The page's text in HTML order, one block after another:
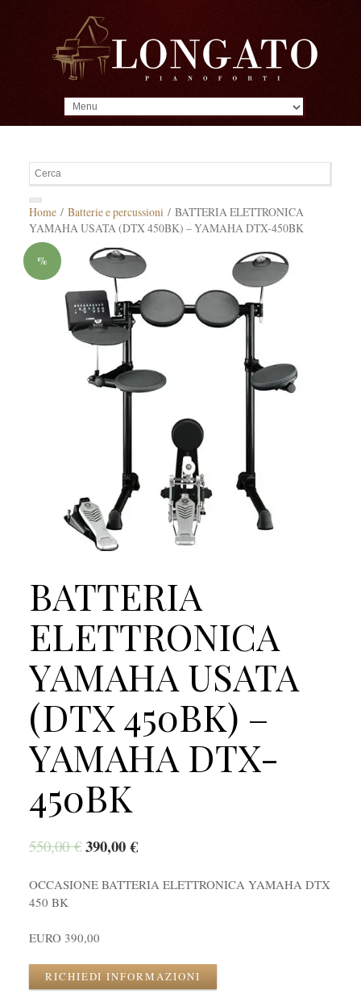
Home/ Batterie e percussioni / BATTERIA ELETTRONICA
YAMAHA USATA (DTX 450BK) – YAMAHA DTX-450BK
%
BATTERIA
ELETTRONICA
YAMAHA USATA
(DTX 450BK) –
YAMAHA DTX-
450BK
550,00€ 390,00€
OCCASIONE BATTERIA ELETTRONICA YAMAHA DTX
450 BK
EURO 390,00
RICHIEDI INFORMAZIONI